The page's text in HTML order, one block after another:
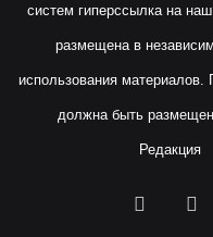
систем гиперссылка на
размещена в
использования материалов.
должна быть
Редакция